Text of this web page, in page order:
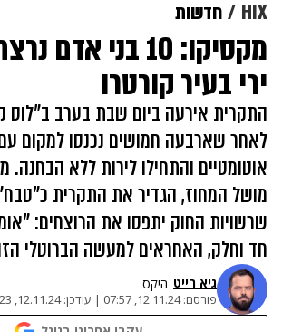
HIX חדשות
מקסיקו: 10 בני
ירי בעיר קורטרו
התקרית אירעה ביום שבת בערב ב"לוס
לאחר שארבעה חמושים נכנסו למקום
אוטומטיים והתחילו לירות ללא הבחנה.
מושל המחוז, הגדיר את התקרית
שרשויות החוק יתפסו את הרוצחים:
חד וחלק, האחראים למעשה הברוטלי
גיא רייט היקס
פורסם:12.11.24, 07:57
| עודכן:12.11.24, 14:23